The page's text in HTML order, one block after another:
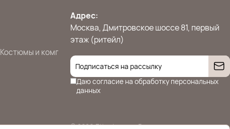
Костюмы и комплекты
Адрес:
Москва, Дмитровское шоссе 81, первый
этаж (ритейл)
Даю согласие на обработку персональных
данных
© 2026 Ettoplus.ru — Все права защищены.